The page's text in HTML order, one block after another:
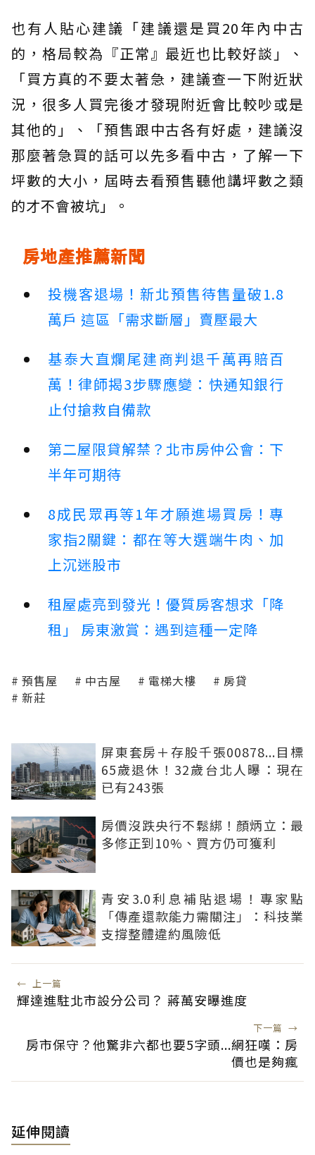
也有人貼心建議「建議還是買20年內中古
的，格局較為『正常』最近也比較好談」、
「買方真的不要太著急，建議查一下附近狀
況，很多人買完後才發現附近會比較吵或是
其他的」、「預售跟中古各有好處，建議沒
那麼著急買的話可以先多看中古，了解一下
坪數的大小，屆時去看預售聽他講坪數之類
的才不會被坑」。
房地產推薦新聞
投機客退場！新北預售待售量破1.8
萬戶 這區「需求斷層」賣壓最大
基泰大直爛尾建商判退千萬再賠百
萬！律師揭3步驟應變：快通知銀行
止付搶救自備款
第二屋限貸解禁？北市房仲公會：下
半年可期待
8成民眾再等1年才願進場買房！專
家指2關鍵：都在等大選端牛肉、加
上沉迷股市
租屋處亮到發光！優質房客想求「降
租」 房東激賞：遇到這種一定降
預售屋 中古屋 電梯大樓
房貸
新莊
屏東套房＋存股千張00878...目標
65歲退休！32歲台北人曝：現在
已有243張
房價沒跌央行不鬆綁！顏炳立：最
多修正到10%、買方仍可獲利
青安3.0利息補貼退場！專家點
「傳產還款能力需關注」：科技業
支撐整體違約風險低
← 上一篇
輝達進駐北市設分公司？ 蔣萬安曝進度
下一篇 →
房市保守？他驚非六都也要5字頭...網狂嘆：房
價也是夠瘋
延伸閱讀